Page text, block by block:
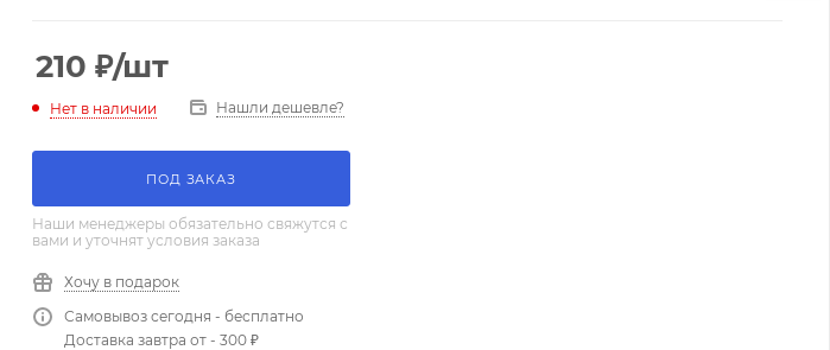
210 ₽/шт
Нет в наличии Нашли дешевле?
ПОД ЗАКАЗ
Наши менеджеры обязательно свяжутся с
вами и уточнят условия заказа
Хочу в подарок
Самовывоз сегодня - бесплатно
Доставка завтра от - 300 ₽